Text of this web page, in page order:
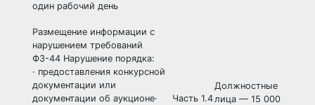
один рабочий день
Размещение информации с
нарушением требований
ФЗ-44 Нарушение порядка:
· предоставления конкурсной
документации или
документации об аукционе·
Часть 1.4
Должностные
лица — 15 000